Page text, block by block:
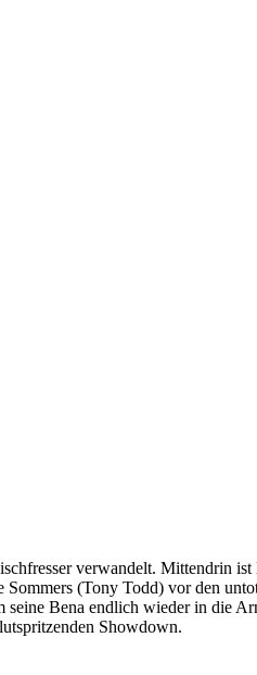
verwandelt. Mittendrin
(Tony Todd) vor den
Bena endlich wieder in die
Showdown.